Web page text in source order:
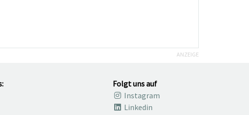
ANZEIGE
Folgt uns auf
Instagram
Linkedin